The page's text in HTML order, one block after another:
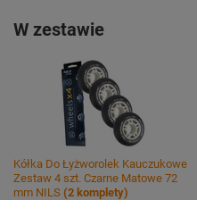
W zestawie
Kółka Do Łyżworolek Kauczukowe
Zestaw 4 szt. Czarne Matowe 72
mm NILS (2 komplety)